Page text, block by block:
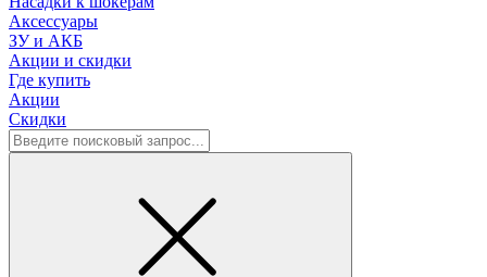
Аксессуары
ЗУ и АКБ
Акции и скидки
Где купить
Акции
Скидки